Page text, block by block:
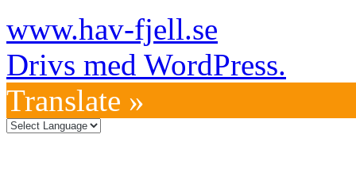
www.hav-fjell.se
Drivs med WordPress.
Translate »